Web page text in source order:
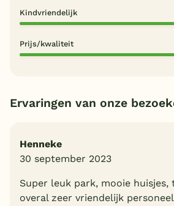
Kindvriendelijk
Prijs/kwaliteit
Ervaringen van onze
Henneke
30 september 2023
Super leuk park, mooie huisjes,
overal zeer vriendelijk